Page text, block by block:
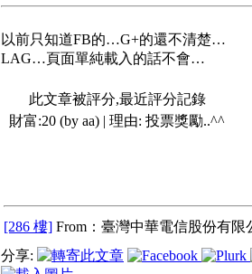
以前只知道FB的…G+的還不清楚…
LAG…頁面單純載入的話不會…
此文章被評分,最近評分記錄
財富:20 (by aa) | 理由: 投票獎勵..^^
[286 樓] From：臺灣中華電信股份有限
分享: